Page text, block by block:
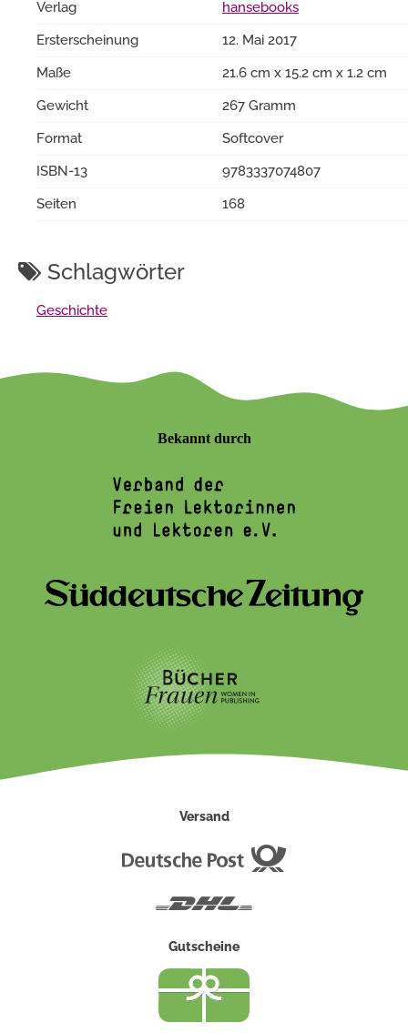
Verlag
hansebooks
Ersterscheinung
12. Mai 2017
Maße
21.6 cm x 15.2 cm x 1.2 cm
Gewicht
267 Gramm
Format
Softcover
ISBN-13
9783337074807
Seiten
168
Schlagwörter
Geschichte
Bekannt durch
Versand
Gutscheine